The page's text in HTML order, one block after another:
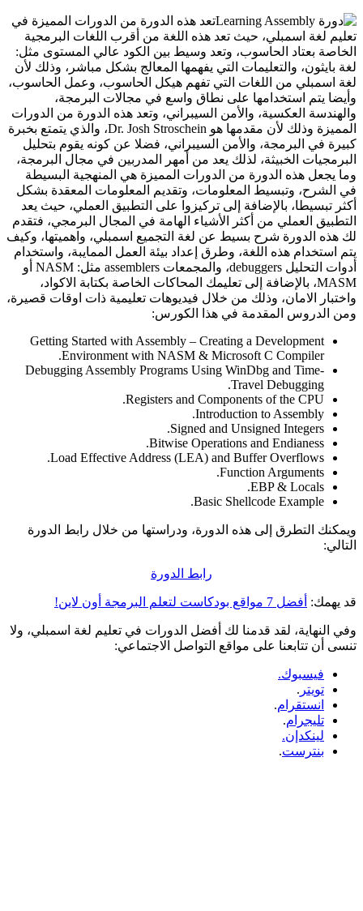
تعد هذه الدورة من الدورات المميزة في
تعليم لغة اسمبلي، حيث تعد هذه اللغة من أقرب اللغات البرمجية
الخاصة بعتاد الحاسوب، وتعد وسيط بين الكود عالي المستوى مثل:
لغة بايثون، والتعليمات التي يفهمها المعالج بشكل مباشر، وذلك لأن
لغة اسمبلي من اللغات التي تفهم هيكل الحاسوب، وعمل الحاسوب،
وأيضا يتم استخدامها على نطاق واسع في مجالات البرمجة،
والهندسة العكسية، والأمن السيبراني، وتعد هذه الدورة من الدورات
المميزة وذلك لأن مقدمها هو Dr. Josh Stroschein، والذي يتمتع بخبرة
كبيرة في البرمجة، والأمن السيبراني، فضلا عن كونه يقوم بتحليل
البرمجيات الخبيثة، لذلك يعد من أمهر المدربين في مجال البرمجة،
وما يجعل هذه الدورة من الدورات المميزة هي المنهجية البسيطة
في الشرح، وتبسيط المعلومات، وتقديم المعلومات المعقدة بشكل
أكثر تبسيطا، بالإضافة إلى تركيزوا على التطبيق العملي، حيث يعد
التطبيق العملي من أكثر الأشياء الهامة في المجال البرمجي، فتقدم
لك هذه الدورة شرح بسيط عن لغة التجميع اسمبلي، واهميتها، وكيف
يتم استخدام هذه اللغة، وطرق إعداد بيئة العمل الممايبة، واستخدام
أدوات التحليل debuggers، والمجمعات assemblers مثل: NASM أو
MASM، بالإضافة إلى تعليمك المحاكات الخاصة بكتابة الاكواد،
واختبار الامان، وذلك من خلال فيديوهات تعليمية ذات اوقات قصيرة،
ومن الدروس المقدمة في هذا الكورس:
Getting Started with Assembly – Creating a Development
Environment with NASM & Microsoft C Compiler.
Debugging Assembly Programs Using WinDbg and Time-
Travel Debugging.
Registers and Components of the CPU.
Introduction to Assembly.
Signed and Unsigned Integers.
Bitwise Operations and Endianess.
Load Effective Address (LEA) and Buffer Overflows.
Function Arguments.
EBP & Locals.
Basic Shellcode Example.
ويمكنك التطرق إلى هذه الدورة، ودراستها من خلال رابط الدورة
التالي:
رابط الدورة
قد يهمك: أفضل 7 مواقع بودكاست لتعلم البرمجة أون لاين!
وفي النهاية، لقد قدمنا لك أفضل الدورات في تعليم لغة اسمبلي، ولا
تنسى أن تتابعنا على مواقع التواصل الاجتماعي:
فيسبوك.
تويتر .
انستقرام.
تليجرام.
لينكدإن.
بنترست.